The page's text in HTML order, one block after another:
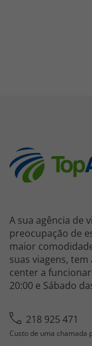
A sua agência de
preocupação de
maior
suas viagens,
center a
20:00 e Sábado
218 925 471
Custo de uma chamada